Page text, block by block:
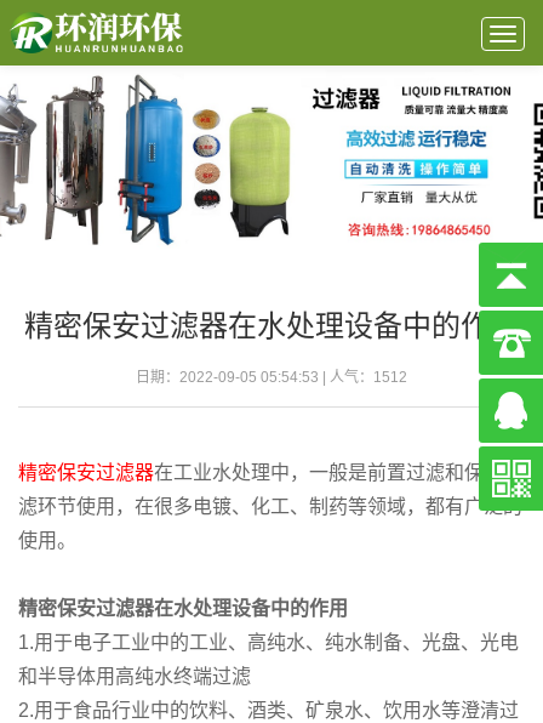
精密保安过滤器在水处理设备中的作用
日期：2022-09-05 05:54:53 | 人气： 1512
精密保安过滤器在工业水处理中，一般是前置过滤和保护过
滤环节使用，在很多电镀、化工、制药等领域，都有广泛的
使用。
精密保安过滤器在水处理设备中的作用
1.用于电子工业中的工业、高纯水、纯水制备、光盘、光电
和半导体用高纯水终端过滤
2.用于食品行业中的饮料、酒类、矿泉水、饮用水等澄清过